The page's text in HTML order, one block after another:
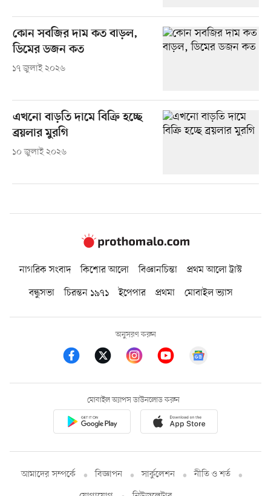
কোন সবজির দাম কত বাড়ল,
ডিমের ডজন কত
১৭ জুলাই ২০২৬
এখনো বাড়তি দামে বিক্রি হচ্ছে
ব্রয়লার মুরগি
১০ জুলাই ২০২৬
নাগরিক সংবাদ কিশোর আলো বিজ্ঞানচিন্তা
প্রথম আলো ট্রাস্ট
বন্ধুসভা
চিরন্তন ১৯৭১ ইপেপার প্রথমা মোবাইল ভ্যাস
অনুসরণ করুন
মোবাইল অ্যাপস ডাউনলোড করুন
আমাদের সম্পর্কে বিজ্ঞাপন সার্কুলেশন
নীতি ও শর্ত